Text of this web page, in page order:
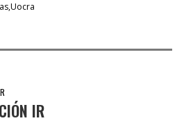
Uocra
IR